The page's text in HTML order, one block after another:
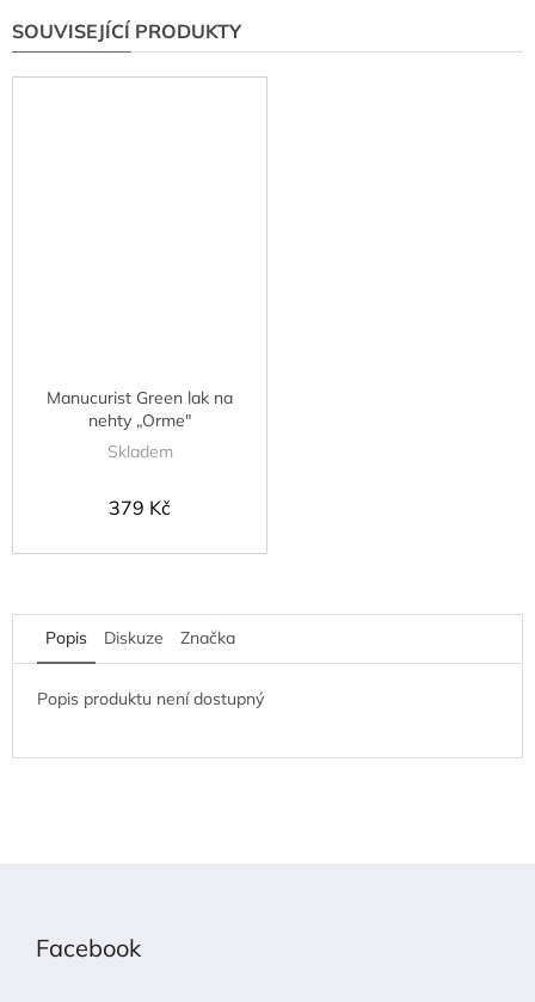
SOUVISEJÍCÍ PRODUKTY
Manucurist Green lak na
nehty „Orme"
Skladem
379 Kč
Popis Diskuze Značka
Popis produktu není dostupný
Facebook